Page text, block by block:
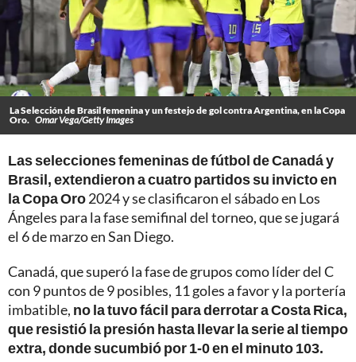
La Selección de Brasil femenina y un festejo de gol contra Argentina, en la Copa
Oro. Omar Vega/Getty Images
Las selecciones femeninas de fútbol de Canadá y
Brasil, extendieron a cuatro partidos su invicto en
la Copa Oro2024 y se clasificaron el sábado en Los
Ángeles para la fase semifinal del torneo, que se jugará
el 6 de marzo en San Diego.
Canadá, que superó la fase de grupos como líder del C
con 9 puntos de 9 posibles, 11 goles a favor y la portería
imbatible, no la tuvo fácil para derrotar a Costa Rica,
que resistió la presión hasta llevar la serie al tiempo
extra, donde sucumbió por 1-0 en el minuto 103.